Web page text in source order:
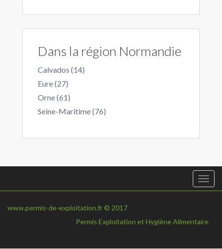
Dans la région Normandie
Calvados (14)
Eure (27)
Orne (61)
Seine-Maritime (76)
www.permis-de-exploitation.fr © 2017
Permis Exploitation et Hygiène Alimentaire